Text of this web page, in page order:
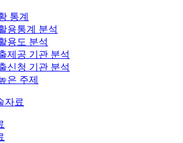
통계
용통계 분석
용도 분석
제공 기관 분석
신청 기관 분석
은 주제
자료